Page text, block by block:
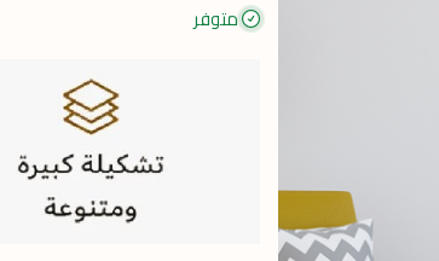
متوفر